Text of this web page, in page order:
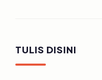
TULIS DISINI